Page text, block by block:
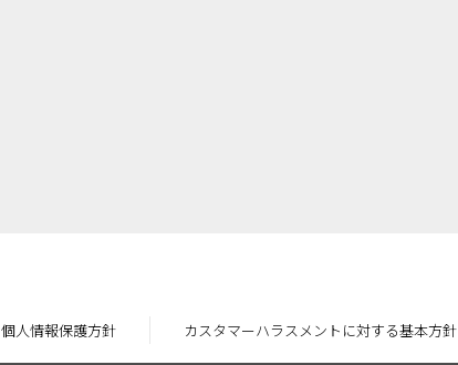
個人情報保護方針 カスタマーハラスメントに対する基本方針